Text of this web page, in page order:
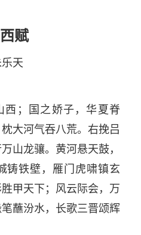
赋
天
西；国之娇子，华夏脊
大河气吞八荒。右挽吕
山龙骧。黄河悬天鼓，
铸铁壁，雁门虎啸镇玄
甲天下；风云际会，万
蘸汾水，长歌三晋颂辉